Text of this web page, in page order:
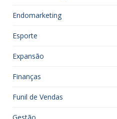
Endomarketing
Esporte
Expansão
Finanças
Funil de Vendas